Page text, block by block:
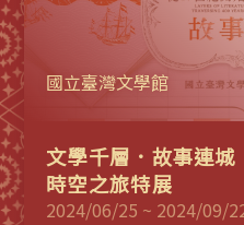
國立臺灣文學館
文學千層．故事連
時空之旅特展
2024/06/25 ~ 2024/09/